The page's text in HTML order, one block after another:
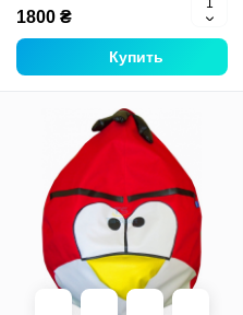
1800 ₴
Купить